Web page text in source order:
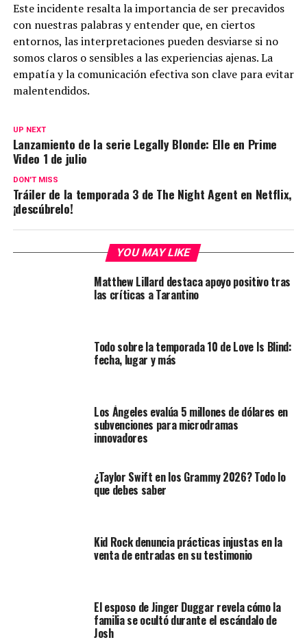
Este incidente resalta la importancia de ser precavidos
con nuestras palabras y entender que, en ciertos
entornos, las interpretaciones pueden desviarse si no
somos claros o sensibles a las experiencias ajenas. La
empatía y la comunicación efectiva son clave para evitar
malentendidos.
UP NEXT
Lanzamiento de la serie Legally Blonde: Elle en Prime
Video 1 de julio
DON'T MISS
Tráiler de la temporada 3 de The Night Agent en Netflix,
¡descúbrelo!
YOU MAY LIKE
Matthew Lillard destaca apoyo positivo tras
las críticas a Tarantino
Todo sobre la temporada 10 de Love Is Blind:
fecha, lugar y más
Los Ángeles evalúa 5 millones de dólares en
subvenciones para microdramas
innovadores
¿Taylor Swift en los Grammy 2026? Todo lo
que debes saber
Kid Rock denuncia prácticas injustas en la
venta de entradas en su testimonio
El esposo de Jinger Duggar revela cómo la
familia se ocultó durante el escándalo de
Josh